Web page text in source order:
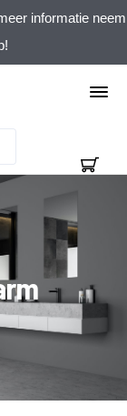
informatie neem